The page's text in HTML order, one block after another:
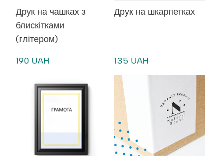
Друк на чашках з
блискітками
(глітером)
190 UAH
Друк на шкарпетках
135 UAH